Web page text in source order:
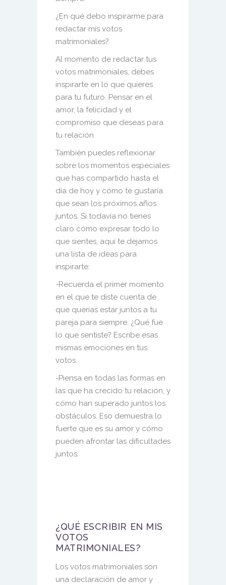
¿En qué debo inspirarme para
redactar mis votos
matrimoniales?
Al momento de redactar tus
votos matrimoniales, debes
inspirarte en lo que quieres
para tu futuro. Pensar en el
amor, la felicidad y el
compromiso que deseas para
tu relación.
También puedes reflexionar
sobre los momentos especiales
que has compartido hasta el
día de hoy y cómo te gustaría
que sean los próximos años
juntos. Si todavía no tienes
claro cómo expresar todo lo
que sientes, aquí te dejamos
una lista de ideas para
inspirarte:
-Recuerda el primer momento
en el que te diste cuenta de
que querías estar juntos a tu
pareja para siempre. ¿Qué fue
lo que sentiste? Escribe esas
mismas emociones en tus
votos.
-Piensa en todas las formas en
las que ha crecido tu relación, y
cómo han superado juntos los
obstáculos. Eso demuestra lo
fuerte que es su amor y cómo
pueden afrontar las dificultades
juntos.
¿QUÉ ESCRIBIR EN MIS
VOTOS
MATRIMONIALES?
Los votos matrimoniales son
una declaración de amor y